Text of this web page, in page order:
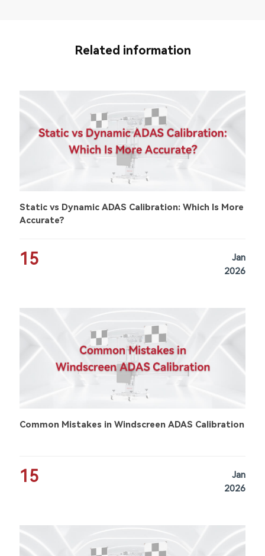
Related information
Static vs Dynamic ADAS Calibration: Which Is More
Accurate?
15
Jan
2026
Common Mistakes in Windscreen ADAS Calibration
15
Jan
2026